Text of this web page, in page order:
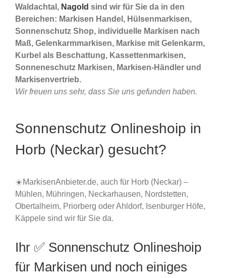
Waldachtal, Nagold sind wir für Sie da in den
Bereichen: Markisen Handel, Hülsenmarkisen,
Sonnenschutz Shop, individuelle Markisen nach
Maß, Gelenkarmmarkisen, Markise mit Gelenkarm,
Kurbel als Beschattung, Kassettenmarkisen,
Sonneneschutz Markisen, Markisen-Händler und
Markisenvertrieb.
Wir freuen uns sehr, dass Sie uns gefunden haben.
Sonnenschutz Onlineshoip in
Horb (Neckar) gesucht?
☀️MarkisenAnbieter.de, auch für Horb (Neckar) –
Mühlen, Mühringen, Neckarhausen, Nordstetten,
Obertalheim, Priorberg oder Ahldorf, Isenburger Höfe,
Käppele sind wir für Sie da.
Ihr ✅ Sonnenschutz Onlineshoip
für Markisen und noch einiges